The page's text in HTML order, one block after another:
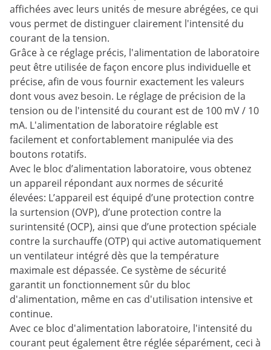
affichées avec leurs unités de mesure abrégées, ce qui
vous permet de distinguer clairement l'intensité du
courant de la tension.
Grâce à ce réglage précis, l'alimentation de laboratoire
peut être utilisée de façon encore plus individuelle et
précise, afin de vous fournir exactement les valeurs
dont vous avez besoin. Le réglage de précision de la
tension ou de l'intensité du courant est de 100 mV / 10
mA. L'alimentation de laboratoire réglable est
facilement et confortablement manipulée via des
boutons rotatifs.
Avec le bloc d’alimentation laboratoire, vous obtenez
un appareil répondant aux normes de sécurité
élevées: L’appareil est équipé d’une protection contre
la surtension (OVP), d’une protection contre la
surintensité (OCP), ainsi que d’une protection spéciale
contre la surchauffe (OTP) qui active automatiquement
un ventilateur intégré dès que la température
maximale est dépassée. Ce système de sécurité
garantit un fonctionnement sûr du bloc
d'alimentation, même en cas d'utilisation intensive et
continue.
Avec ce bloc d'alimentation laboratoire, l'intensité du
courant peut également être réglée séparément, ceci à